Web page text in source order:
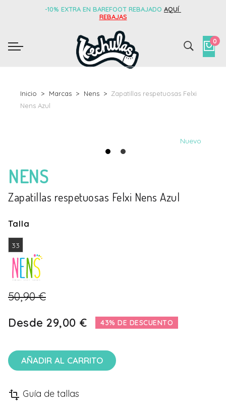
-10% EXTRA EN BAREFOOT REBAJADO AQUÍ
REBAJAS
0
Inicio Marcas Nens
Zapatillas respetuosas Felxi
Nens Azul
Nuevo
NENS
Zapatillas respetuosas Felxi Nens Azul
Talla
33
50,90 €
Desde 29,00 € 43% DE DESCUENTO
AÑADIR AL CARRITO
transform Guía de tallas